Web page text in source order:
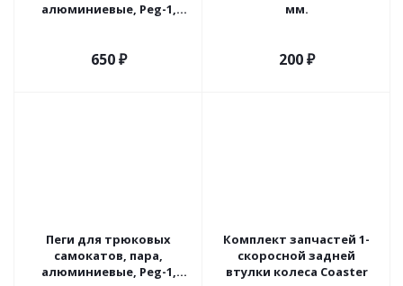
алюминиевые, Peg-1,
650₽
мм.
200₽
Пеги для трюковых
самокатов, пара,
алюминиевые, Peg-1,
Комплект запчастей 1-
скоросной задней
втулки колеса Coaster